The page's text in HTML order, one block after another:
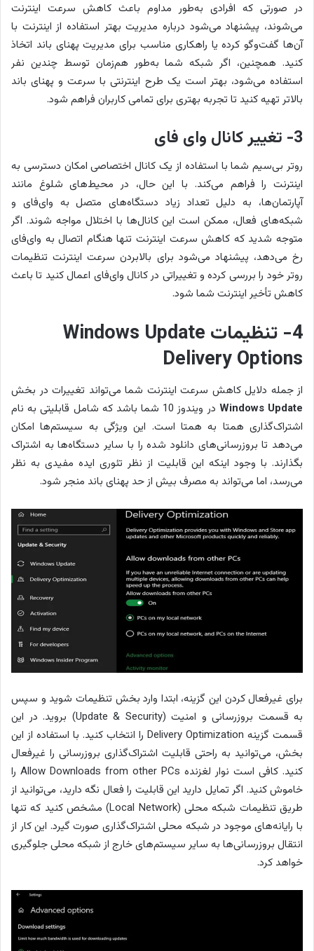
در صورتی که افرادی به‌طور مداوم باعث کاهش سرعت اینترنت
می‌شوند، پیشنهاد می‌شود درباره مدیریت بهتر استفاده از اینترنت با
آن‌ها گفت‌وگو کرده یا راهکاری مناسب برای مدیریت پهنای باند اتخاذ
کنید. همچنین، اگر شبکه شما به‌طور هم‌زمان توسط چندین نفر
استفاده می‌شود، بهتر است یک طرح اینترنتی با سرعت و پهنای باند
بالاتر تهیه کنید تا تجربه بهتری برای تمامی کاربران فراهم شود.
3- تغییر کانال وای فای
روتر بی‌سیم شما با استفاده از یک کانال اختصاصی امکان دسترسی به
اینترنت را فراهم می‌کند. با این حال، در محیط‌های شلوغ مانند
آپارتمان‌ها، به دلیل تعداد زیاد دستگاه‌های متصل به وای‌فای و
شبکه‌های فعال، ممکن است این کانال‌ها با اختلال مواجه شوند. اگر
متوجه شدید که کاهش سرعت اینترنت تنها هنگام اتصال به وای‌فای
رخ می‌دهد، پیشنهاد می‌شود برای بالابردن سرعت اینترنت تنظیمات
روتر خود را بررسی کرده و تغییراتی در کانال وای‌فای اعمال کنید تا باعث
کاهش تأخیر اینترنت شما شود.
4- تنظیمات Windows Update
Delivery Options
از جمله دلایل کاهش سرعت اینترنت شما می‌تواند تغییرات در بخش
Windows Update
در ویندوز 10 شما باشد که شامل قابلیتی به نام
اشتراک‌گذاری همتا به همتا است. این ویژگی به سیستم‌ها امکان
می‌دهد تا بروزرسانی‌های دانلود شده را با سایر دستگاه‌ها به اشتراک
بگذارند. با وجود اینکه این قابلیت از نظر تئوری ایده مفیدی به نظر
می‌رسد، اما می‌تواند به مصرف بیش از حد پهنای باند منجر شود.
برای غیرفعال کردن این گزینه، ابتدا وارد بخش تنظیمات شوید و سپس
به قسمت بروزرسانی و امنیت (Update & Security) بروید. در این
قسمت گزینه Delivery Optimization را انتخاب کنید. با استفاده از این
بخش، می‌توانید به راحتی قابلیت اشتراک‌گذاری بروزرسانی را غیرفعال
کنید. کافی است نوار لغزنده Allow Downloads from other PCs را
خاموش کنید. اگر تمایل دارید این قابلیت را فعال نگه دارید، می‌توانید از
طریق تنظیمات شبکه محلی (Local Network) مشخص کنید که تنها
با رایانه‌های موجود در شبکه محلی اشتراک‌گذاری صورت گیرد. این کار از
انتقال بروزرسانی‌ها به سایر سیستم‌های خارج از شبکه محلی جلوگیری
خواهد کرد.